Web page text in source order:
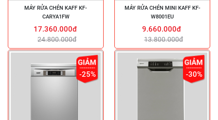
MÁY RỬA CHÉN KAFF KF-
CARYA1FW
17.360.000đ
24.800.000đ
MÁY RỬA CHÉN MINI KAFF KF-
W8001EU
9.660.000đ
13.800.000đ
-25% -30%